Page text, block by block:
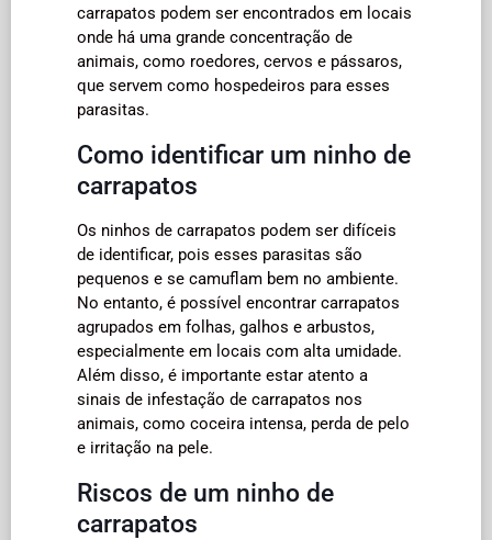
carrapatos podem ser encontrados em locais
onde há uma grande concentração de
animais, como roedores, cervos e pássaros,
que servem como hospedeiros para esses
parasitas.
Como identificar um ninho de
carrapatos
Os ninhos de carrapatos podem ser difíceis
de identificar, pois esses parasitas são
pequenos e se camuflam bem no ambiente.
No entanto, é possível encontrar carrapatos
agrupados em folhas, galhos e arbustos,
especialmente em locais com alta umidade.
Além disso, é importante estar atento a
sinais de infestação de carrapatos nos
animais, como coceira intensa, perda de pelo
e irritação na pele.
Riscos de um ninho de
carrapatos